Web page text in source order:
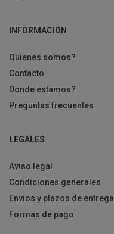
INFORMACIÓN
Quienes somos?
Contacto
Donde estamos?
Preguntas frecuentes
LEGALES
Aviso legal
Condiciones generales
Envios y plazos de entrega
Formas de pago